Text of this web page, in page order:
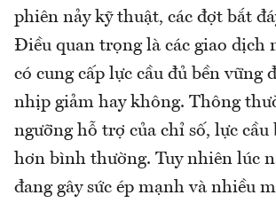
phiên nảy kỹ thuật, các đợt bắt
Điều quan trọng là các giao dịch
có cung cấp lực cầu đủ bền vững
nhịp giảm hay không. Thông
ngưỡng hỗ trợ của chỉ số, lực cầu
hơn bình thường. Tuy nhiên lúc
đang gây sức ép mạnh và nhiều